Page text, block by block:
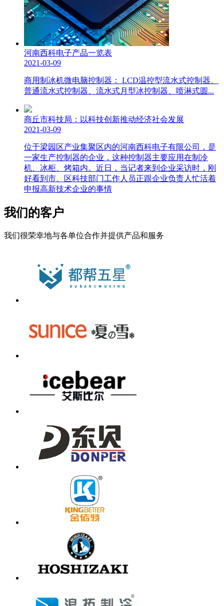
河南西科电子产品一览表
2021-03-09
商用制冰机微电脑控制器： LCD温控型流水式控制器、
普通流水式控制器、流水式月型冰控制器、喷淋式圆...
商丘市科技局：以科技创新推动经济社会发展
2021-03-09
位于梁园区产业集聚区内的河南西科电子有限公司，是
一家生产控制器的企业，这种控制器主要应用在制冷
机、冰柜、烤箱内。近日，当记者来到企业采访时，刚
好看到市、区科技部门工作人员正跟企业负责人忙活着
申报高新技术企业的事情
我们的客户
我们很荣幸地与各单位合作并提供产品和服务